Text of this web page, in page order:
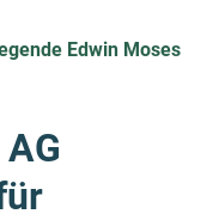
Edwin Moses